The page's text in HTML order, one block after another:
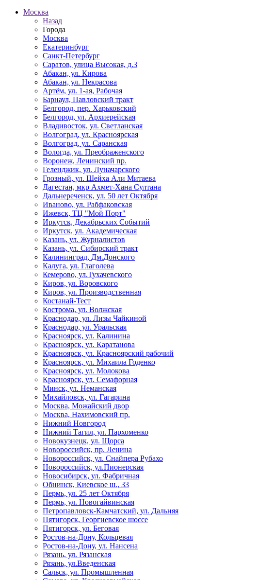
Москва
Назад
Города
Москва
Екатеринбург
Санкт-Петербург
Саратов, улица Высокая, д.3
Абакан, ул. Кирова
Абакан, ул. Некрасова
Артём, ул. 1-ая, Рабочая
Барнаул, Павловский тракт
Белгород, пер. Харьковский
Белгород, ул. Архиерейская
Владивосток, ул. Светланская
Волгоград, ул. Красноярская
Волгоград, ул. Саранская
Вологда, ул. Преображенского
Воронеж, Ленинский пр.
Геленджик, ул. Луначарского
Грозный, ул. Шейха Али Митаева
Дагестан, мкр Ахмет-Хана Султана
Дальнереченск, ул. 50 лет Октября
Иваново, ул. Рабфаковская
Ижевск, ТЦ "Мой Порт"
Иркутск, Декабрьских Событий
Иркутск, ул. Академическая
Казань, ул. Журналистов
Казань, ул. Сибирский тракт
Калининград, Дм.Донского
Калуга, ул. Глаголева
Кемерово, ул.Тухачевского
Киров, ул. Воровского
Киров, ул. Производственная
Костанай-Тест
Кострома, ул. Волжская
Краснодар, ул. Лизы Чайкиной
Краснодар, ул. Уральская
Красноярск, ул. Калинина
Красноярск, ул. Каратанова
Красноярск, ул. Красноярский рабочий
Красноярск, ул. Михаила Годенко
Красноярск, ул. Молокова
Красноярск, ул. Семафорная
Минск, ул. Неманская
Михайловск, ул. Гагарина
Москва, Можайский двор
Москва, Нахимовский пр.
Нижний Новгород
Нижний Тагил, ул. Пархоменко
Новокузнецк, ул. Щорса
Новороссийск, пр. Ленина
Новороссийск, ул. Снайпера Рубахо
Новороссийск, ул.Пионерская
Новосибирск, ул. Фабричная
Обнинск, Киевское ш., 33
Пермь, ул. 25 лет Октября
Пермь, ул. Новогайвинская
Петропавловск-Камчатский, ул. Дальняя
Пятигорск, Георгиевское шоссе
Пятигорск, ул. Беговая
Ростов-на-Дону, Кольцевая
Ростов-на-Дону, ул. Нансена
Рязань, ул. Рязанская
Рязань, ул.Введенская
Сальск, ул. Промышленная